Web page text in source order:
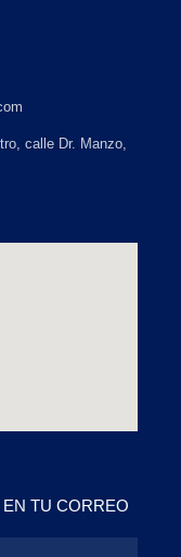
calle Dr. Manzo,
TU CORREO